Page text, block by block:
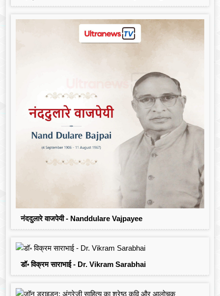
नंददुलारे वाजपेयी - Nanddulare Vajpayee
डॉ॰ विक्रम साराभाई - Dr. Vikram Sarabhai